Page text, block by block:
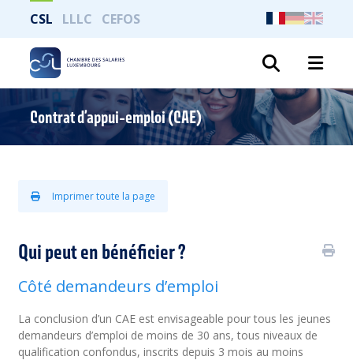
CSL LLLC CEFOS
Contrat d’appui-emploi (CAE)
Imprimer toute la page
Qui peut en bénéficier ?
Côté demandeurs d’emploi
La conclusion d’un CAE est envisageable pour tous les jeunes
demandeurs d’emploi de moins de 30 ans, tous niveaux de
qualification confondus, inscrits depuis 3 mois au moins